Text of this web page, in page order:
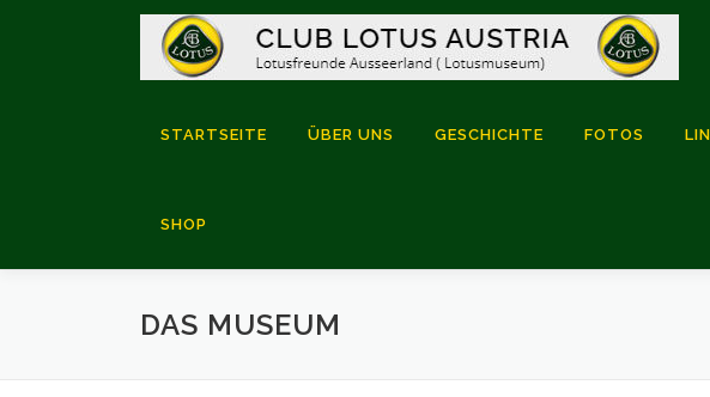
STARTSEITE ÜBER UNS GESCHICHTE FOTOS
SHOP
DAS MUSEUM